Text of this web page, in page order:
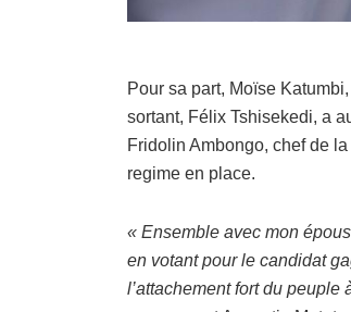
Pour sa part, Moïse
sortant, Félix Tshisekedi, a
Fridolin Ambongo, chef de
regime en place.
« Ensemble avec mon
en votant pour le candidat
l’attachement fort du peuple